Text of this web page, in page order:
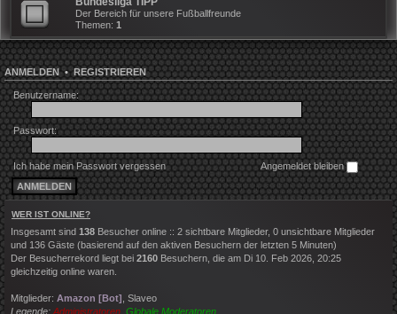
Der Bereich für unsere Fußballfreunde
Themen: 1
ANMELDEN•REGISTRIEREN
Benutzername:
Passwort:
Ich habe mein Passwort vergessen Angemeldet bleiben
WER IST ONLINE?
Insgesamt sind 138 Besucher online :: 2 sichtbare Mitglieder, 0 unsichtbare Mitglieder
und 136 Gäste (basierend auf den aktiven Besuchern der letzten 5 Minuten)
Der Besucherrekord liegt bei 2160 Besuchern, die am Di 10. Feb 2026, 20:25
gleichzeitig online waren.
Mitglieder: Amazon [Bot] Slaveo
Legende: Administratoren Globale Moderatoren